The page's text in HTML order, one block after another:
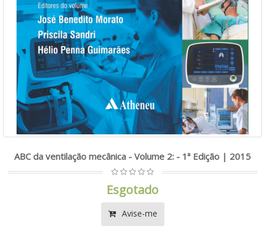
ABC da ventilação mecânica - Volume 2: - 1ª Edição | 2015
Esgotado
Avise-me